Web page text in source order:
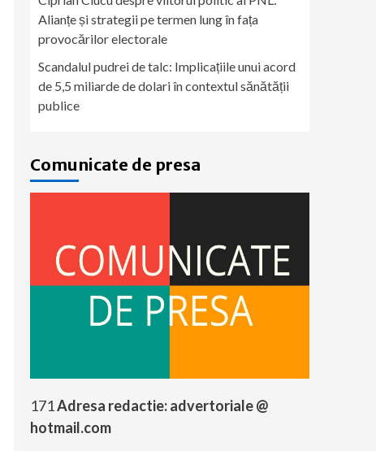
Alianțe și strategii pe termen lung în fața
provocărilor electorale
Scandalul pudrei de talc: Implicațiile unui acord
de 5,5 miliarde de dolari în contextul sănătății
publice
Comunicate de presa
171Adresa redactie: advertoriale @
hotmail.com